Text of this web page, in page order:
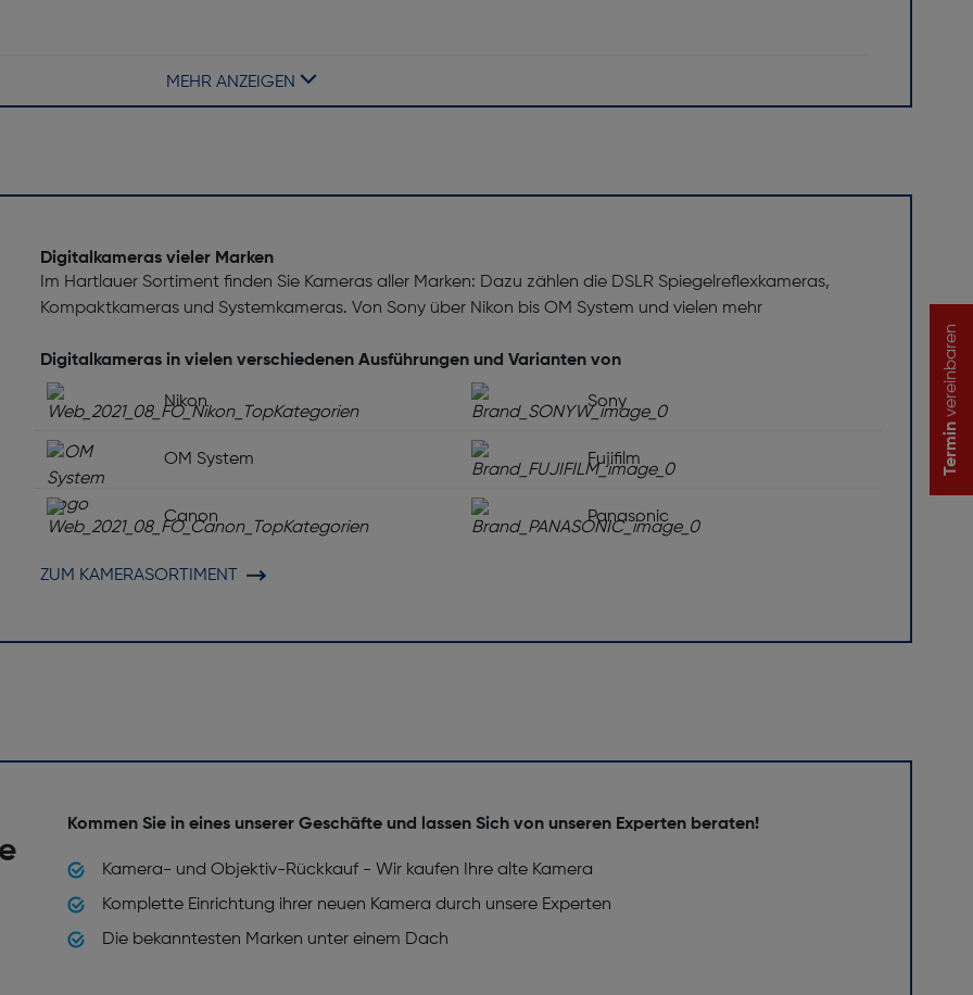
Wasserdicht bis [m]: 5
Akku-/Batteriespannung [V]: 3,7
Megapixel insgesamt [MP]: 13
Unterstützte Bildformate: JPEG
MEHR ANZEIGEN
Digitalkameras vieler Marken
Im Hartlauer Sortiment finden Sie Kameras aller Marken: Dazu zählen die DSLR Spiegelreflexkameras,
Kompaktkameras und Systemkameras. Von Sony über Nikon bis OM System und vielen mehr
Digitalkameras in vielen verschiedenen Ausführungen und Varianten von
Nikon Sony
OM System Fujifilm
Canon Panasonic
ZUM KAMERASORTIMENT
Kommen Sie in eines unserer Geschäfte und lassen Sich von unseren Experten beraten!
Kamera- und Objektiv-Rückkauf - Wir kaufen Ihre alte Kamera
Komplette Einrichtung ihrer neuen Kamera durch unsere Experten
Die bekanntesten Marken unter einem Dach
Termin
vereinbaren